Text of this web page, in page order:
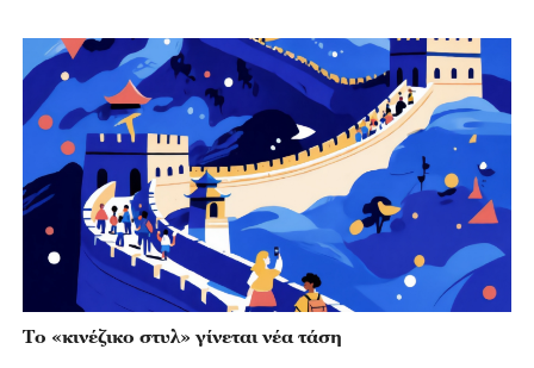
Το «κινέζικο στυλ» γίνεται νέα τάση